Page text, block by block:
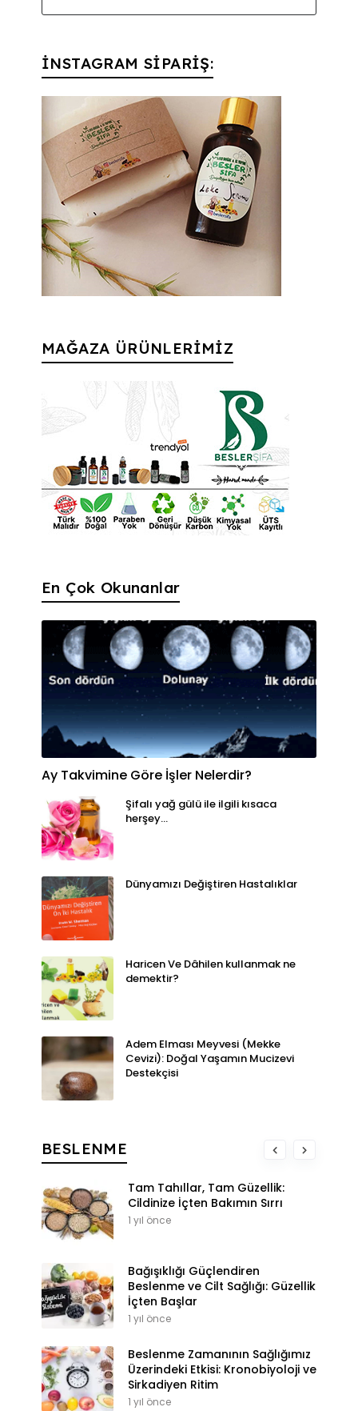
İNSTAGRAM SİPARİŞ:
MAĞAZA ÜRÜNLERİMİZ
En Çok Okunanlar
Ay Takvimine Göre İşler Nelerdir?
Şifalı yağ gülü ile ilgili kısaca
herşey...
Dünyamızı Değiştiren Hastalıklar
Haricen Ve Dâhilen kullanmak ne
demektir?
Adem Elması Meyvesi (Mekke
Cevizi): Doğal Yaşamın Mucizevi
Destekçisi
BESLENME
Tam Tahıllar, Tam Güzellik:
Cildinize İçten Bakımın Sırrı
1 yıl önce
Bağışıklığı Güçlendiren
Beslenme ve Cilt Sağlığı: Güzellik
İçten Başlar
1 yıl önce
Beslenme Zamanının Sağlığımız
Üzerindeki Etkisi: Kronobiyoloji ve
Sirkadiyen Ritim
1 yıl önce